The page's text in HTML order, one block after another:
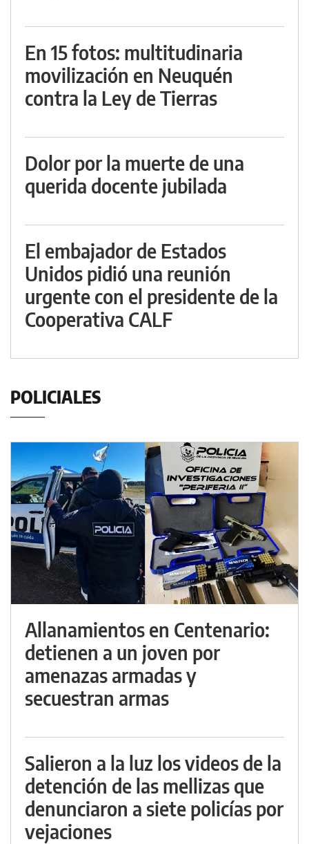
En 15 fotos: multitudinaria
movilización en Neuquén
contra la Ley de Tierras
Dolor por la muerte de una
querida docente jubilada
El embajador de Estados
Unidos pidió una reunión
urgente con el presidente de la
Cooperativa CALF
POLICIALES
Allanamientos en Centenario:
detienen a un joven por
amenazas armadas y
secuestran armas
Salieron a la luz los videos de la
detención de las mellizas que
denunciaron a siete policías por
vejaciones